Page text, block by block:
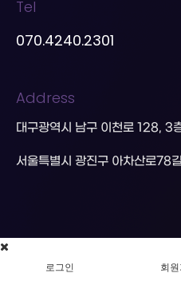
Tel
070.4240.2301
Address
대구광역시 남구 이천로 128, 3
서울특별시 광진구 아차산로78
로그인 회원